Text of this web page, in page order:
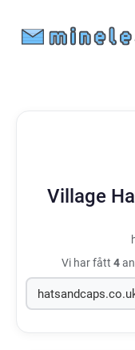
Village
Vi har fått 4